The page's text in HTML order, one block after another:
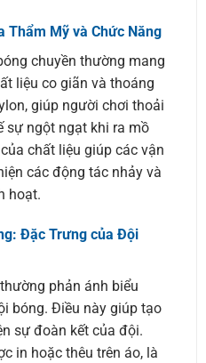
Thẩm Mỹ và Chức Năng
chuyền thường mang
liệu co giãn và thoáng
giúp người chơi thoải
sự ngột ngạt khi ra mồ
chất liệu giúp các vận
các động tác nhảy và
hoạt.
Đặc Trưng của Đội
phản ánh biểu
bóng. Điều này giúp tạo
sự đoàn kết của đội.
in hoặc thêu trên áo, là